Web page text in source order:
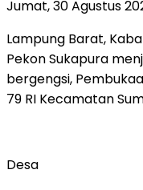
Jumat, 30 Agustus
Lampung Barat,
Pekon Sukapura
bergengsi,
79 RI Kecamatan
Desa